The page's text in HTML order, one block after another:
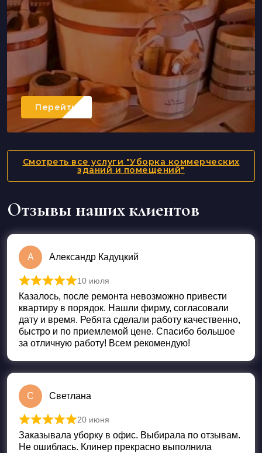
Перейти
Смотреть все услуги "Уборка коммерческих
зданий и помещений"
Отзывы наших клиентов
А Александр Кадуцкий
Оценка
10 июля
Казалось, после ремонта невозможно привести
квартиру в порядок. Нашли фирму, согласовали
дату и время. Ребята сделали работу качественно,
быстро и по приемлемой цене. Спасибо большое
за отличную работу! Всем рекомендую!
С Светлана
Оценка
20 июня
Заказывала уборку в офис. Выбирала по отзывам.
Не ошиблась. Клинер прекрасно выполнила